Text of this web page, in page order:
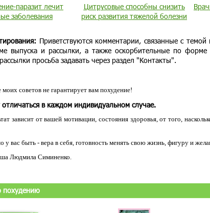
паразит лечит
заболевания
Цитрусовые способны снизить
риск развития тяжелой болезни
Приветствуются комментарии, связанные с
выпуска и рассылки, а также оскорбительные по
просьба задавать через раздел "Контакты".
советов не гарантирует вам похудение!
в каждом индивидуальном случае.
зависит от вашей мотивации, состояния здоровья, от того,
у вас быть - вера в себя, готовность менять свою жизнь, фигуру и
Людмила Симиненко.
похудению